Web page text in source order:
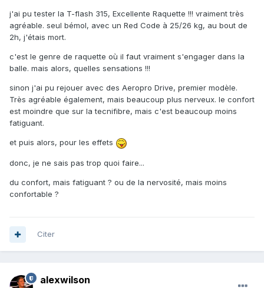
j'ai pu tester la T-flash 315, Excellente Raquette !!! vraiment très
agréable. seul bémol, avec un Red Code à 25/26 kg, au bout de
2h, j'étais mort.
c'est le genre de raquette où il faut vraiment s'engager dans la
balle. mais alors, quelles sensations !!!
sinon j'ai pu rejouer avec des Aeropro Drive, premier modèle.
Très agréable également, mais beaucoup plus nerveux. le confort
est moindre que sur la tecnifibre, mais c'est beaucoup moins
fatiguant.
et puis alors, pour les effets
donc, je ne sais pas trop quoi faire...
du confort, mais fatiguant ? ou de la nervosité, mais moins
confortable ?
Citer
alexwilson